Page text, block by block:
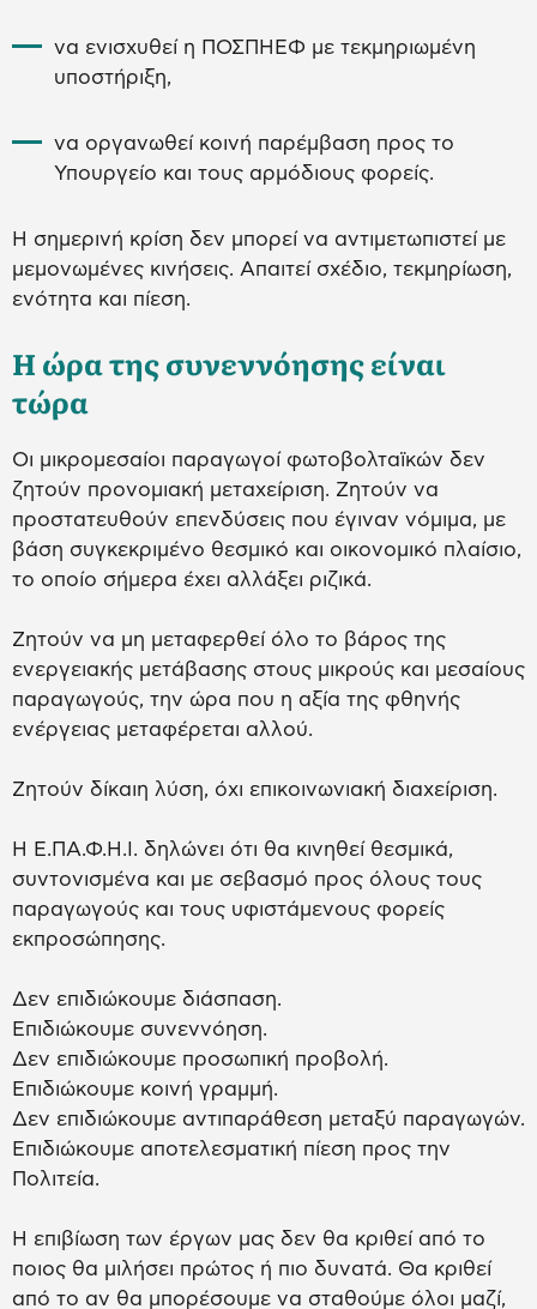
να ενισχυθεί η ΠΟΣΠΗΕΦ με τεκμηριωμένη
υποστήριξη,
να οργανωθεί κοινή παρέμβαση προς το
Υπουργείο και τους αρμόδιους φορείς.
Η σημερινή κρίση δεν μπορεί να αντιμετωπιστεί με
μεμονωμένες κινήσεις. Απαιτεί σχέδιο, τεκμηρίωση,
ενότητα και πίεση.
Η ώρα της συνεννόησης είναι
τώρα
Οι μικρομεσαίοι παραγωγοί φωτοβολταϊκών δεν
ζητούν προνομιακή μεταχείριση. Ζητούν να
προστατευθούν επενδύσεις που έγιναν νόμιμα, με
βάση συγκεκριμένο θεσμικό και οικονομικό πλαίσιο,
το οποίο σήμερα έχει αλλάξει ριζικά.
Ζητούν να μη μεταφερθεί όλο το βάρος της
ενεργειακής μετάβασης στους μικρούς και μεσαίους
παραγωγούς, την ώρα που η αξία της φθηνής
ενέργειας μεταφέρεται αλλού.
Ζητούν δίκαιη λύση, όχι επικοινωνιακή διαχείριση.
Η Ε.ΠΑ.Φ.Η.Ι. δηλώνει ότι θα κινηθεί θεσμικά,
συντονισμένα και με σεβασμό προς όλους τους
παραγωγούς και τους υφιστάμενους φορείς
εκπροσώπησης.
Δεν επιδιώκουμε διάσπαση.
Επιδιώκουμε συνεννόηση.
Δεν επιδιώκουμε προσωπική προβολή.
Επιδιώκουμε κοινή γραμμή.
Δεν επιδιώκουμε αντιπαράθεση μεταξύ παραγωγών.
Επιδιώκουμε αποτελεσματική πίεση προς την
Πολιτεία.
Η επιβίωση των έργων μας δεν θα κριθεί από το
ποιος θα μιλήσει πρώτος ή πιο δυνατά. Θα κριθεί
από το αν θα μπορέσουμε να σταθούμε όλοι μαζί,